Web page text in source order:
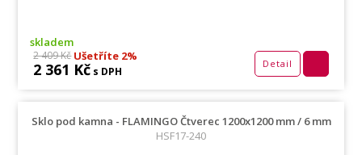
skladem
2 409 KčUšetříte 2%
2 361 Kč s DPH
Detail
Sklo pod kamna - FLAMINGO Čtverec 1200x1200 mm / 6 mm
HSF17-240